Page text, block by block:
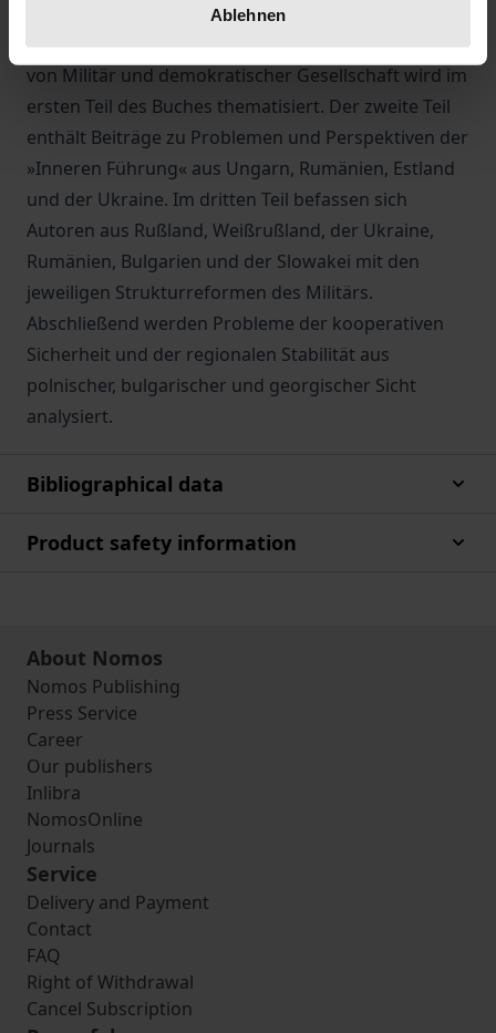
Ablehnen
der Bundeswehr, zurückgegriffen werden.
Die Aktualität seiner Konzeption des Verhältnisses
von Militär und demokratischer Gesellschaft wird im
ersten Teil des Buches thematisiert. Der zweite Teil
enthält Beiträge zu Problemen und Perspektiven der
»Inneren Führung« aus Ungarn, Rumänien, Estland
und der Ukraine. Im dritten Teil befassen sich
Autoren aus Rußland, Weißrußland, der Ukraine,
Rumänien, Bulgarien und der Slowakei mit den
jeweiligen Strukturreformen des Militärs.
Abschließend werden Probleme der kooperativen
Sicherheit und der regionalen Stabilität aus
polnischer, bulgarischer und georgischer Sicht
analysiert.
Bibliographical data
Product safety information
About Nomos
Nomos Publishing
Press Service
Career
Our publishers
Inlibra
NomosOnline
Journals
Service
Delivery and Payment
Contact
FAQ
Right of Withdrawal
Cancel Subscription